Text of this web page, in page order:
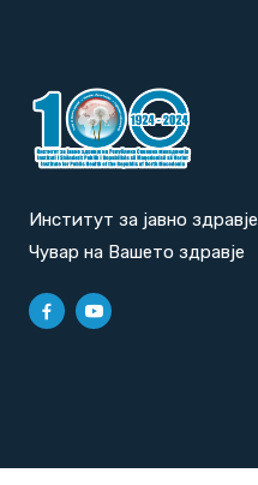
Институт за јавно
Чувар на Вашето здравје